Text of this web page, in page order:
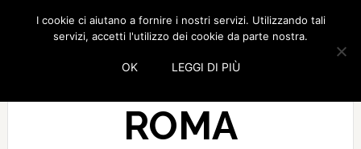
SMALTIMENTO
CALCINACCI
ROMA
I cookie ci aiutano a fornire i nostri servizi. Utilizzando tali
servizi, accetti l'utilizzo dei cookie da parte nostra.
OK LEGGI DI PIÙ